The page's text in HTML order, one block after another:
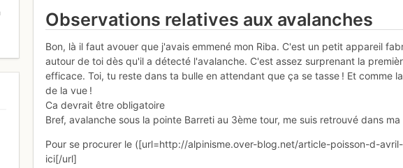
Observations relatives aux avalanches
Bon, là il faut avouer que j'avais emmené mon Riba. C'est un petit appareil
autour de toi dès qu'il a détecté l'avalanche. C'est assez surprenant la
efficace. Toi, tu reste dans ta bulle en attendant que ça se tasse ! Et comme
de la vue !
Ca devrait être obligatoire
Bref, avalanche sous la pointe Barreti au 3ème tour, me suis retrouvé dans
Pour se procurer le ([url=http://alpinisme.over-blog.net/article-poisson-d-
ici[/url]